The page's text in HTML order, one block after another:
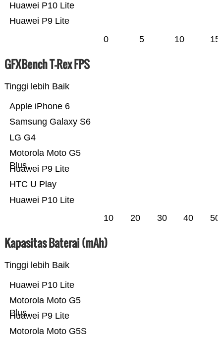
Huawei P9 Lite
Huawei P10 Lite
0 5 10 15
GFXBench T-Rex FPS
Tinggi lebih Baik
Huawei P10 Lite
HTC U Play
Huawei P9 Lite
Motorola Moto G5
Plus
LG G4
Samsung Galaxy S6
Apple iPhone 6
10 20 30 40 50
Kapasitas Baterai (mAh)
Tinggi lebih Baik
Motorola Moto G5S
Huawei P9 Lite
Motorola Moto G5
Plus
Huawei P10 Lite